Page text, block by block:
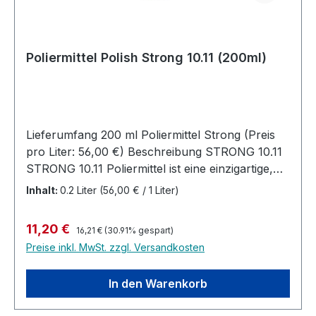
Poliermittel Polish Strong 10.11 (200ml)
Lieferumfang 200 ml Poliermittel Strong (Preis
pro Liter: 56,00 €) Beschreibung STRONG 10.11
STRONG 10.11 Poliermittel ist eine einzigartige,
universelle Hochleistungs-Paste. Alle
Polycarbonat und hochglänzenden
Holzlackoberflächen entwickelt. Ihre hohe
Abtragsleistung und der extrem hohe Glanz
kann perfekt über den Einsatz der
Inhalt: 0.2 Liter (56,00 € / 1 Liter)
Verkaufspreis:
11,20 € Regulärer Preis:
16,21 € (30.91% gespart)
Preise inkl. MwSt. zzgl. Versandkosten
In den Warenkorb